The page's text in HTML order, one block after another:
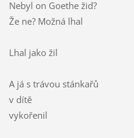
Nebyl on Goethe žid?
Že ne? Možná lhal
Lhal jako žil
A já s trávou stánkařů
v dítě
vykořenil